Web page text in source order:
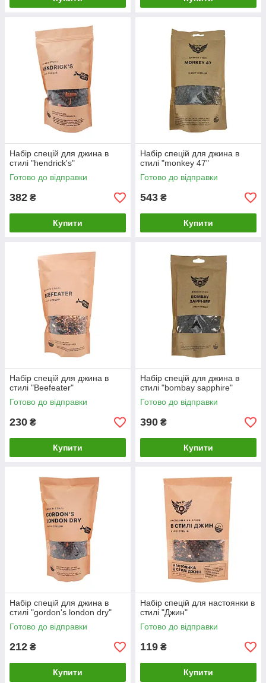
Набір спецій для джина в
стилі "hendrick's"
Готово до відправки
382 ₴
Купити
Набір спецій для джина в
стилі "monkey 47"
Готово до відправки
543 ₴
Купити
Набір спецій для джина в
стилі "Beefeater"
Готово до відправки
230 ₴
Купити
Набір спецій для джина в
стилі "bombay sapphire"
Готово до відправки
390 ₴
Купити
Набір спецій для джина в
стилі "gordon's london dry"
Готово до відправки
212 ₴
Купити
Набір спецій для настоянки в
стилі "Джин"
Готово до відправки
119 ₴
Купити